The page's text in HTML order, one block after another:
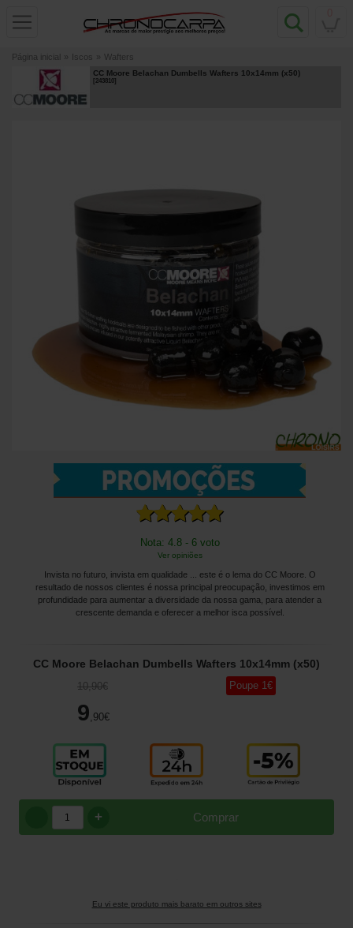
Página inicial » Iscos » Wafters
CC Moore Belachan Dumbells Wafters 10x14mm (x50)
[243810]
Nota: 4.8 - 6 voto
Ver opiniões
Invista no futuro, invista em qualidade ... este é o lema do CC Moore. O
resultado de nossos clientes é nossa principal preocupação, investimos em
profundidade para aumentar a diversidade da nossa gama, para atender a
crescente demanda e oferecer a melhor isca possível.
CC Moore Belachan Dumbells Wafters 10x14mm (x50)
10,90€
9 ,90€
Poupe 1€
Comprar
+
Eu vi este produto mais barato em outros sites